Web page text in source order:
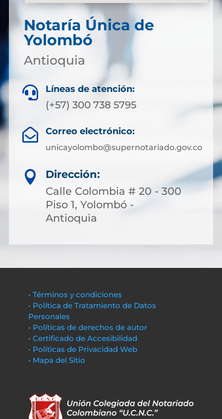
Notaría Única de
Yolombó
Antioquia
 Líneas de atención:
(+57) 300 738 5795
 Correo electrónico:
unicayolombo@supernotariado.gov.co

Dirección:
Calle Colombia # 20 - 300
Piso 1, Yolombó -
Antioquia
• Términos y condiciones
• Política de Tratamiento de Datos
Personales
• Políticas de derechos de autor
• Certificado de Accesibilidad
• Políticas de Privacidad Web
• Mapa del Sitio